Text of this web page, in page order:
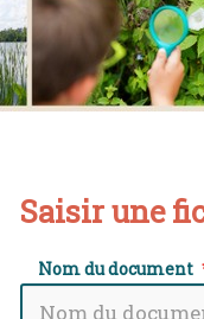
Saisir une
Nom du document